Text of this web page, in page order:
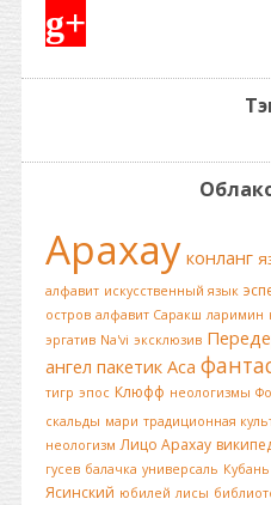
g+
Арахау конланг
алфавит искусственный язык
остров алфавит Саракш ларимин
эргатив Na'vi эксклюзив
ангел пакетик Аса
тигр эпос Клюфф неологизмы
скальды мари традиционная
неологизм Лицо Арахау
гусев балачка универсаль Кубань
Ясинский юбилей лисы